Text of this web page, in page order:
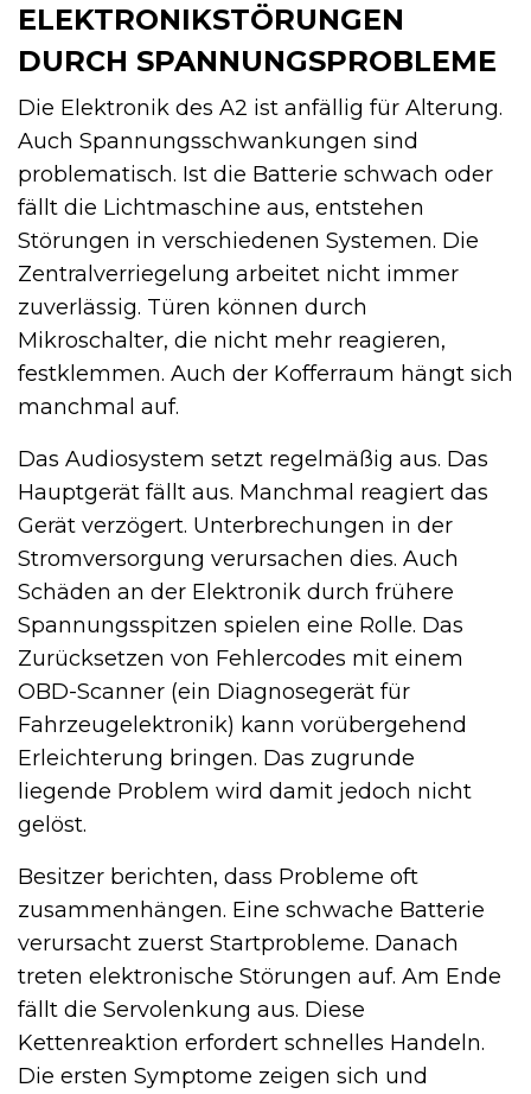
ELEKTRONIKSTÖRUNGEN
DURCH SPANNUNGSPROBLEME
Die Elektronik des A2 ist anfällig für Alterung.
Auch Spannungsschwankungen sind
problematisch. Ist die Batterie schwach oder
fällt die Lichtmaschine aus, entstehen
Störungen in verschiedenen Systemen. Die
Zentralverriegelung arbeitet nicht immer
zuverlässig. Türen können durch
Mikroschalter, die nicht mehr reagieren,
festklemmen. Auch der Kofferraum hängt sich
manchmal auf.
Das Audiosystem setzt regelmäßig aus. Das
Hauptgerät fällt aus. Manchmal reagiert das
Gerät verzögert. Unterbrechungen in der
Stromversorgung verursachen dies. Auch
Schäden an der Elektronik durch frühere
Spannungsspitzen spielen eine Rolle. Das
Zurücksetzen von Fehlercodes mit einem
OBD-Scanner (ein Diagnosegerät für
Fahrzeugelektronik) kann vorübergehend
Erleichterung bringen. Das zugrunde
liegende Problem wird damit jedoch nicht
gelöst.
Besitzer berichten, dass Probleme oft
zusammenhängen. Eine schwache Batterie
verursacht zuerst Startprobleme. Danach
treten elektronische Störungen auf. Am Ende
fällt die Servolenkung aus. Diese
Kettenreaktion erfordert schnelles Handeln.
Die ersten Symptome zeigen sich und